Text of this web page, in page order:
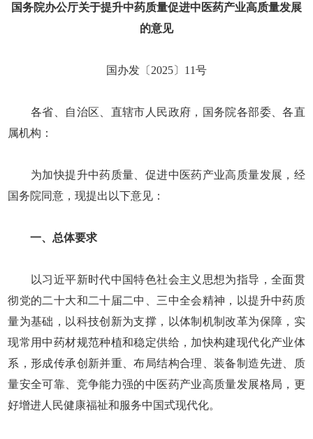
国务院办公厅关于提升中药质量促进中医药产业高质量发展
的意见
国办发〔2025〕11号
各省、自治区、直辖市人民政府，国务院各部委、各直
属机构：
为加快提升中药质量、促进中医药产业高质量发展，经
国务院同意，现提出以下意见：
一、总体要求
以习近平新时代中国特色社会主义思想为指导，全面贯
彻党的二十大和二十届二中、三中全会精神，以提升中药质
量为基础，以科技创新为支撑，以体制机制改革为保障，实
现常用中药材规范种植和稳定供给，加快构建现代化产业体
系，形成传承创新并重、布局结构合理、装备制造先进、质
量安全可靠、竞争能力强的中医药产业高质量发展格局，更
好增进人民健康福祉和服务中国式现代化。